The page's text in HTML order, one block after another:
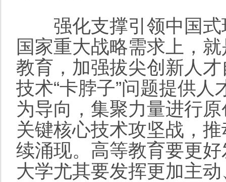
强化支撑引领中国式
国家重大战略需求上，
教育，加强拔尖创新人
技术“卡脖子”问题提供
为导向，集聚力量进行
关键核心技术攻坚战，
续涌现。高等教育要更
大学尤其要发挥更加主